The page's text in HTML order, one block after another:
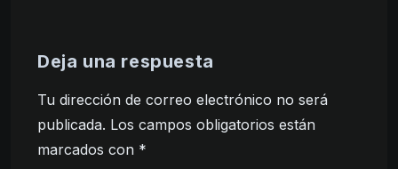
Deja una respuesta
Tu dirección de correo electrónico no será
publicada. Los campos obligatorios están
marcados con *